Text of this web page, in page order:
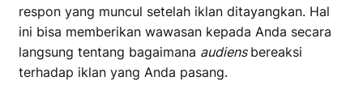
respon yang muncul setelah iklan ditayangkan. Hal
ini bisa memberikan wawasan kepada Anda secara
langsung tentang bagaimana audiens bereaksi
terhadap iklan yang Anda pasang.